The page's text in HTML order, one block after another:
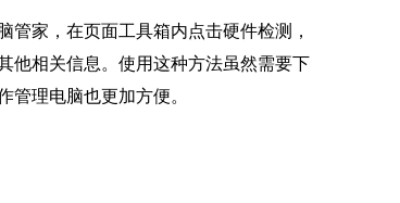
管家，在页面工具箱内点击硬件检测，
他相关信息。使用这种方法虽然需要下
管理电脑也更加方便。